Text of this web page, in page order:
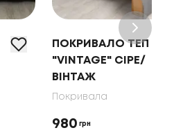
ПОКРИВАЛО ТЕП
"VINTAGE" СІРЕ/
ВІНТАЖ
Покривала
980 грн